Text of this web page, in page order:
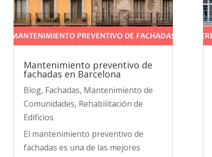
Mantenimiento preventivo de
fachadas en Barcelona
Blog, Fachadas, Mantenimiento de
Comunidades, Rehabilitación de
Edificios
El mantenimiento preventivo de
fachadas es una de las mejores